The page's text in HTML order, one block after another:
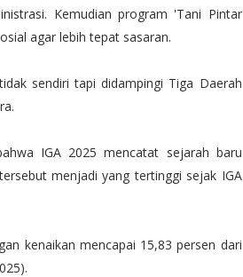
Kemudian program 'Tani Pintar
agar lebih tepat sasaran.
sendiri tapi didampingi Tiga Daerah
IGA 2025 mencatat sejarah baru
menjadi yang tertinggi sejak IGA
kenaikan mencapai 15,83 persen dari